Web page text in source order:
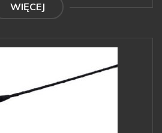
WIĘCEJ